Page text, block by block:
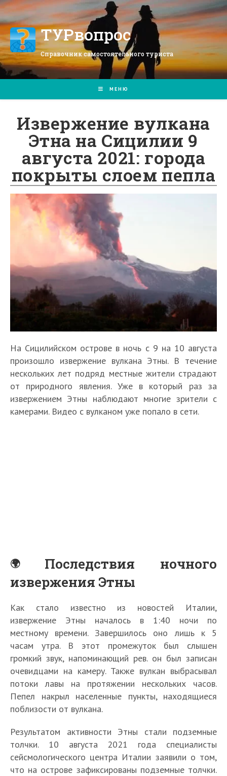
Перейти
к
содержимомуТУРвопрос
Справочник самостоятельного туриста
МЕНЮ
Извержение вулкана
Этна на Сицилии 9
августа 2021: города
покрыты слоем пепла
На Сицилийском острове в ночь с 9 на 10 августа
произошло извержение вулкана Этны. В течение
нескольких лет подряд местные жители страдают
от природного явления. Уже в который раз за
извержением Этны наблюдают многие зрители с
камерами. Видео с вулканом уже попало в сети.
Последствия ночного
извержения Этны
Как стало известно из новостей Италии,
извержение Этны началось в 1:40 ночи по
местному времени. Завершилось оно лишь к 5
часам утра. В этот промежуток был слышен
громкий звук, напоминающий рев. он был записан
очевидцами на камеру. Также вулкан выбрасывал
потоки лавы на протяжении нескольких часов.
Пепел накрыл населенные пункты, находящиеся
поблизости от вулкана.
Результатом активности Этны стали подземные
толчки. 10 августа 2021 года специалисты
сейсмологического центра Италии заявили о том,
что на острове зафиксированы подземные толчки.